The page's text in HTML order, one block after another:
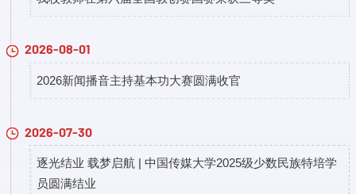
2026-08-01
2026新闻播音主持基本功大赛圆满收官
2026-07-30
逐光结业 载梦启航 | 中国传媒大学2025级少数民族特培学
员圆满结业